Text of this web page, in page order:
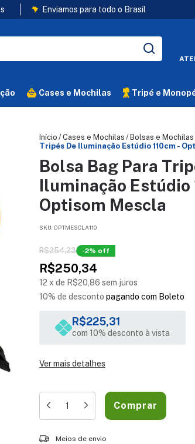
Enviamos para todo o Brasil
Cases e Mochilas Tripé e
Início /Cases e Mochilas / Bolsas e Mochilas
Tripés De Iluminação Estúdio 110cm -
Bolsa Bag Para
Iluminação Estúdio
Optisom Mescla
SKU: OPTMESCLA110
R$254,23 -2% off
12 xde R$20,86 sem juros
10% de desconto pagando com Boleto
R$225,31
com 10% desconto à vista
Ver mais detalhes
R$250,34
Entregas para o CEP:
Meios de envio